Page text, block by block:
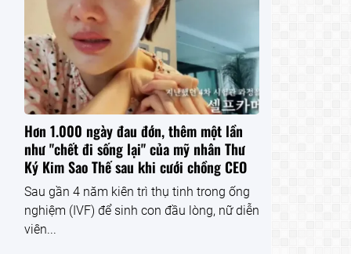
Hơn 1.000 ngày đau đớn, thêm một lần
như "chết đi sống lại" của mỹ nhân Thư
Ký Kim Sao Thế sau khi cưới chồng CEO
Sau gần 4 năm kiên trì thụ tinh trong ống
nghiệm (IVF) để sinh con đầu lòng, nữ diễn
viên...